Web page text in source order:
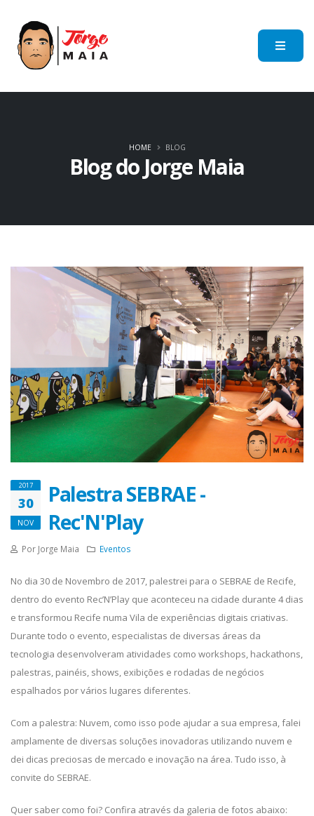
Blog do Jorge Maia
HOME BLOG
2017
30
NOV
Palestra SEBRAE -
Rec'N'Play
Por Jorge Maia Eventos
No dia 30 de Novembro de 2017, palestrei para o SEBRAE de Recife,
dentro do evento Rec’N’Play que aconteceu na cidade durante 4 dias
e transformou Recife numa Vila de experiências digitais criativas.
Durante todo o evento, especialistas de diversas áreas da
tecnologia desenvolveram atividades como workshops, hackathons,
palestras, painéis, shows, exibições e rodadas de negócios
espalhados por vários lugares diferentes.
Com a palestra: Nuvem, como isso pode ajudar a sua empresa, falei
amplamente de diversas soluções inovadoras utilizando nuvem e
dei dicas preciosas de mercado e inovação na área. Tudo isso, à
convite do SEBRAE.
Quer saber como foi? Confira através da galeria de fotos abaixo: